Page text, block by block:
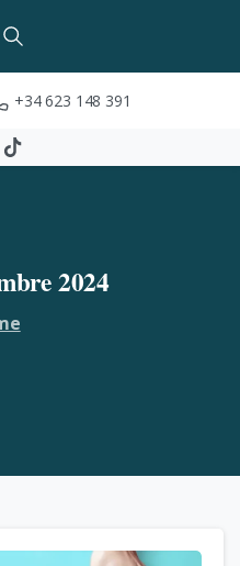
+34 623 148 391
2024